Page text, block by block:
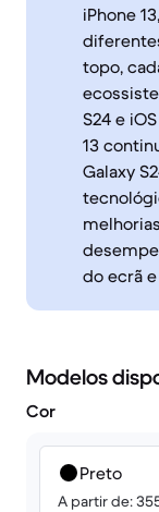
iPhone
topo,
S24 e
13
Galaxy
do ecrã
Modelos
Cor
Preto
A partir de: